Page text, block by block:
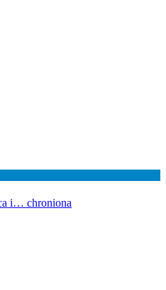
i… chroniona